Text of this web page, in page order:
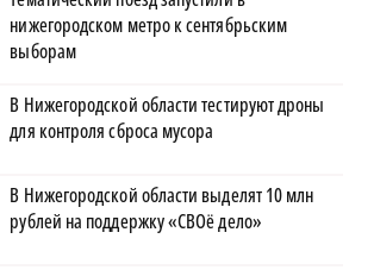
нижегородском метро к сентябрьским
выборам
В Нижегородской области тестируют дроны
для контроля сброса мусора
В Нижегородской области выделят 10 млн
рублей на поддержку «СВОё дело»